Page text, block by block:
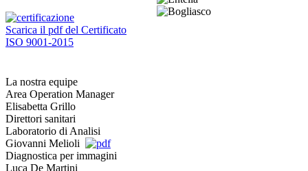
Scarica il pdf del Certificato
ISO 9001-2015
La nostra equipe
Area Operation Manager
Elisabetta Grillo
Direttori sanitari
Laboratorio di Analisi
Giovanni Melioli
Diagnostica per immagini
Luca De Martini